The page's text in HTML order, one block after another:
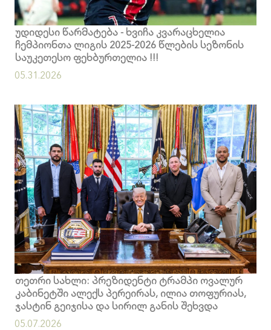
უდიდესი წარმატება - ხვიჩა კვარაცხელია
ჩემპიონთა ლიგის 2025-2026 წლების სეზონის
საუკეთესო ფეხბურთელია !!!
05.31.2026
თეთრი სახლი: პრეზიდენტი ტრამპი ოვალურ
კაბინეტში ალექს პერეირას, ილია თოფურიას,
ჯასტინ გეიჯისა და სირილ განის შეხვდა
05.07.2026